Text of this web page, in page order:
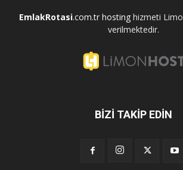
EmlakRotasi.com.tr hosting hizmeti
verilmektedir.
BİZİ TAKİP EDİN